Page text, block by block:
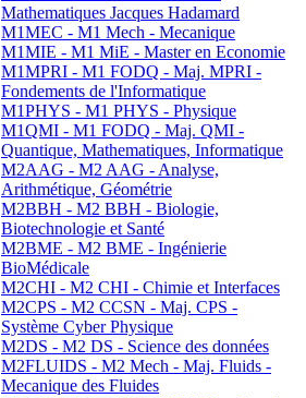
Mathematiques Jacques Hadamard
M1MEC - M1 Mech - Mecanique
M1MIE - M1 MiE - Master en Economie
M1MPRI - M1 FODQ - Maj. MPRI -
Fondements de l'Informatique
M1PHYS - M1 PHYS - Physique
M1QMI - M1 FODQ - Maj. QMI -
Quantique, Mathematiques, Informatique
M2AAG - M2 AAG - Analyse,
Arithmétique, Géométrie
M2BBH - M2 BBH - Biologie,
Biotechnologie et Santé
M2BME - M2 BME - Ingénierie
BioMédicale
M2CHI - M2 CHI - Chimie et Interfaces
M2CPS - M2 CCSN - Maj. CPS -
Système Cyber Physique
M2DS - M2 DS - Science des données
M2FLUIDS - M2 Mech - Maj. Fluids -
Mecanique des Fluides